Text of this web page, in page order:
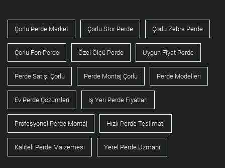
Çorlu Perde Market Çorlu Stor Perde Çorlu Zebra Perde
Çorlu Fon Perde Özel Ölçü Perde Uygun Fiyat Perde
Perde Satışı Çorlu Perde Montaj Çorlu Perde Modelleri
Ev Perde Çözümleri Iş Yeri Perde Fiyatları
Profesyonel Perde Montaj Hızlı Perde Teslimatı
Kaliteli Perde Malzemesi Yerel Perde Uzmanı